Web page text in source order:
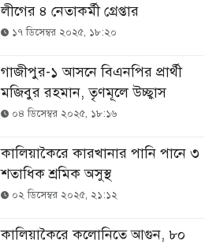
লীগের ৪ নেতাকর্মী গ্রেপ্তার
১৭ ডিসেম্বর ২০২৫, ১৮:২০
গাজীপুর-১ আসনে বিএনপির প্রার্থী
মজিবুর রহমান, তৃণমূলে উচ্ছ্বাস
০৪ ডিসেম্বর ২০২৫, ১৮:১৬
কালিয়াকৈরে কারখানার পানি পানে ৩
শতাধিক শ্রমিক অসুস্থ
০২ ডিসেম্বর ২০২৫, ২১:১২
কালিয়াকৈরে কলোনিতে আগুন, ৮০